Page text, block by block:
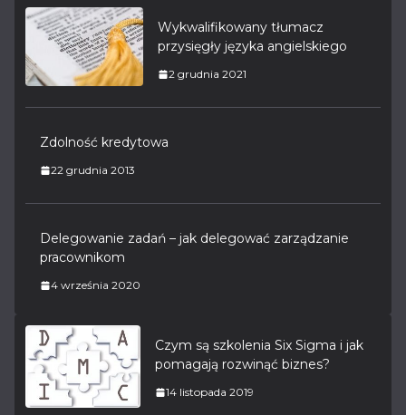
Wykwalifikowany tłumacz
przysięgły języka angielskiego
2 grudnia 2021
Zdolność kredytowa
22 grudnia 2013
Delegowanie zadań – jak delegować zarządzanie
pracownikom
4 września 2020
Czym są szkolenia Six Sigma i jak
pomagają rozwinąć biznes?
14 listopada 2019